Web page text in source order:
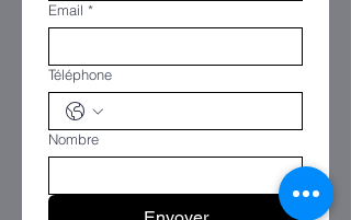
Email *
Téléphone
Nombre